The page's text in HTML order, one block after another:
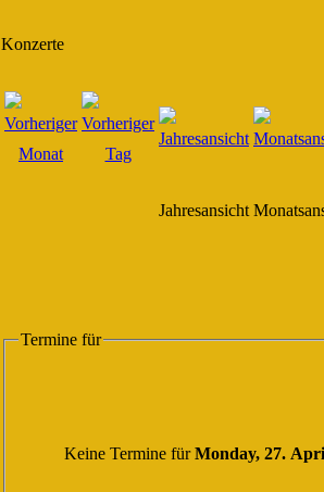
Konzerte
Jahresansicht
Termine für
Keine Termine fürMonday, 27.